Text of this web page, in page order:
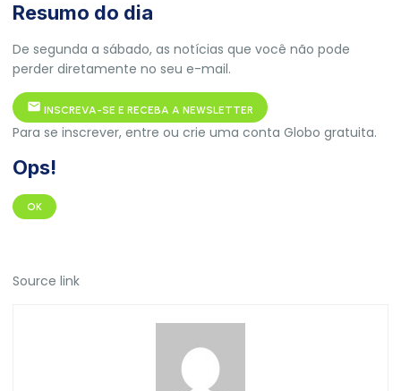
Resumo do dia
De segunda a sábado, as notícias que você não pode
perder diretamente no seu e-mail.
INSCREVA-SE E RECEBA A NEWSLETTER
Para se inscrever, entre ou crie uma conta Globo gratuita.
Ops!
OK
Source link